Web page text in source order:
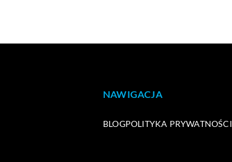
NAWIGACJA
BLOGPOLITYKA PRYWATNOŚCI